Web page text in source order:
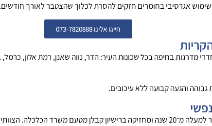
אגרסיבי בחומרים חזקים להסרת לכלוך שהצטבר לאורך חודשים.
חייגו אלינו 073-7820888
מדרגות בחיפה בכל שכונות העיר: הדר, נווה שאנן, רמת אלון, כרמל,
והגעה קבועה ללא עיכובים.
ג'ני ניקיון פועלת באזור הצפון כבר למעלה מ־20 שנה ומחזיקה ברישיון קבלן